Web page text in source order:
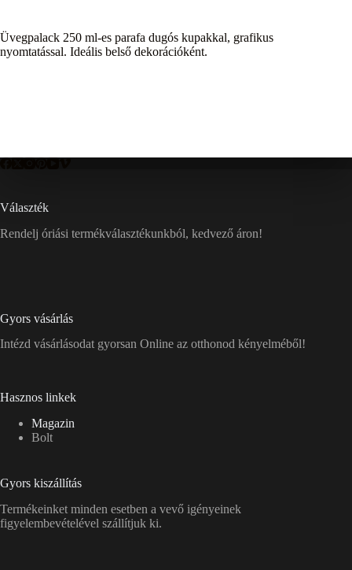
Üvegpalack 250 ml-es parafa dugós kupakkal, grafikus
nyomtatással. Ideális belső dekorációként.
Választék
Rendelj óriási termékválasztékunkból, kedvező áron!
Gyors vásárlás
Intézd vásárlásodat gyorsan Online az otthonod kényelméből!
Hasznos linkek
Magazin
Bolt
Gyors kiszállítás
Termékeinket minden esetben a vevő igényeinek
figyelembevételével szállítjuk ki.